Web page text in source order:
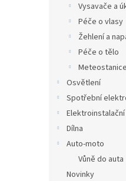
Vysavače a
Péče o vlasy
Žehlení a
Péče o tělo
Osvětlení
Spotřební
Dílna
Auto-moto
Vůně do auta
Novinky